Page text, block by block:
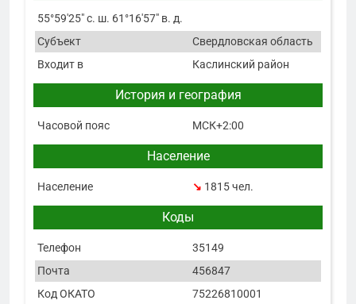
55°59′25″ с. ш. 61°16′57″ в. д.
Субъект
Свердловская область
Входит в
Каслинский район
История и география
Часовой пояс МСК+2:00
Население
Население ↘ 1815 чел.
Коды
Телефон
35149
Почта
456847
Код ОКАТО
75226810001